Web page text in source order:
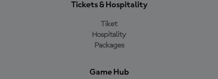
Tickets & Hospitality
Tiket
Hospitality
Packages
Game Hub